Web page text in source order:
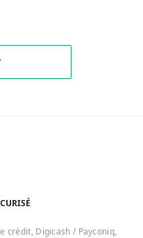
crédit, Digicash / Payconiq,